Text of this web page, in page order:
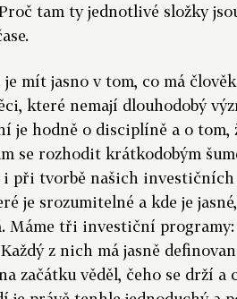
tam ty jednotlivé složky
je mít jasno v tom, co má
které nemají dlouhodobý
je hodně o disciplíně a o tom,
se rozhodit krátkodobým
i při tvorbě našich
je srozumitelné a kde je
Máme tři investiční
z nich má jasně
začátku věděl, čeho se drží a